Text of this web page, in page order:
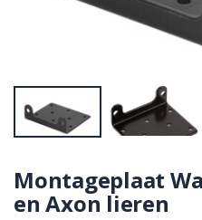
Montageplaat
en Axon lieren